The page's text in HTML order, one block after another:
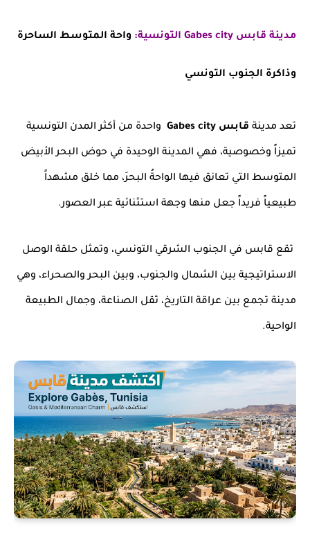
مدينة قابس Gabes city التونسية: واحة المتوسط الساحرة
وذاكرة الجنوب التونسي
تعد مدينة قابس Gabes city واحدة من أكثر المدن التونسية
تميزاً وخصوصية، فهي المدينة الوحيدة في حوض البحر الأبيض
المتوسط التي تعانق فيها الواحةُ البحرَ، مما خلق مشهداً
طبيعياً فريداً جعل منها وجهة استثنائية عبر العصور.
تقع قابس في الجنوب الشرقي التونسي، وتمثل حلقة الوصل
الاستراتيجية بين الشمال والجنوب، وبين البحر والصحراء، وهي
مدينة تجمع بين عراقة التاريخ، ثقل الصناعة، وجمال الطبيعة
الواحية.